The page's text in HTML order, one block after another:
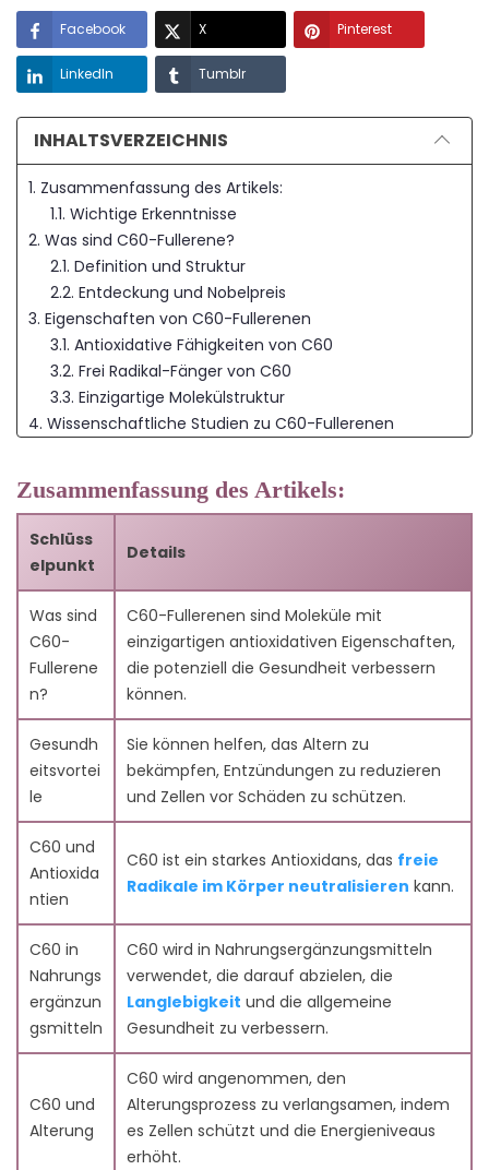
Facebook X Pinterest
LinkedIn Tumblr
INHALTSVERZEICHNIS
1. Zusammenfassung des Artikels:
1.1. Wichtige Erkenntnisse
2. Was sind C60-Fullerene?
2.1. Definition und Struktur
2.2. Entdeckung und Nobelpreis
3. Eigenschaften von C60-Fullerenen
3.1. Antioxidative Fähigkeiten von C60
3.2. Frei Radikal-Fänger von C60
3.3. Einzigartige Molekülstruktur
4. Wissenschaftliche Studien zu C60-Fullerenen
5.1. C60-Nahrungsergänzungsmittel und
Gesundheitsprodukte
5.2. C60-Hautpflege und Anti-Aging-Behandlungen
5.3. C60-Industrielle und wissenschaftliche
6. Potenzielle gesundheitliche Vorteile von C60
6.1. C60 Unterstützt das Gleichgewicht des
Immunsystems
6.2. C60 Optimiert die mitochondriale Funktion
Haarwachstum
6.4. C60 verbessert Energie, geistige Klarheit und
7. Sicherheit, Nebenwirkungen und
Dosierungsempfehlungen
7.1. Bekannte Vorsichtsmaßnahmen
7.2. Laufende Forschung und Studien zu C60
8. FAQs zu C60-Fullerenen
9. Die Zukunft der Anti-Aging: Einblicke aus der
wissenschaftlichen Forschung
10. Fazit
11. Referenzen
Zusammenfassung des Artikels:
Schlüss
elpunkt
Details
Was sind
C60-
Fullerene
n?
C60-Fullerenen sind Moleküle mit
einzigartigen antioxidativen Eigenschaften,
die potenziell die Gesundheit verbessern
können.
Gesundh
eitsvortei
le
Sie können helfen, das Altern zu
bekämpfen, Entzündungen zu reduzieren
und Zellen vor Schäden zu schützen.
C60 und
Antioxida
ntien
C60 ist ein starkes Antioxidans, das freie
Radikale im Körper neutralisieren kann.
C60 in
Nahrungs
ergänzun
gsmitteln
C60 wird in Nahrungsergänzungsmitteln
verwendet, die darauf abzielen, die
Langlebigkeit und die allgemeine
Gesundheit zu verbessern.
C60 und
Alterung
C60 wird angenommen, den
Alterungsprozess zu verlangsamen, indem
es Zellen schützt und die Energieniveaus
erhöht.